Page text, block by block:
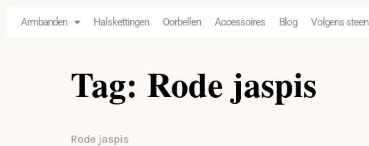
inhoudArmbanden Halskettingen Oorbellen Accessoires Blog Volgens steen
Tag: Rode jaspis
Rode jaspis